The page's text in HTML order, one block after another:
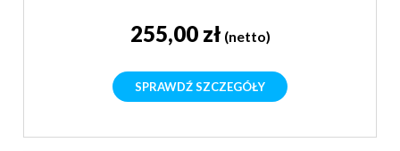
255,00 zł (netto)
SPRAWDŹ SZCZEGÓŁY